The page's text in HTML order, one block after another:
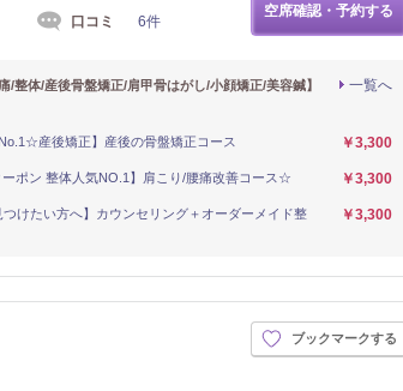
口コミ 6件
空席確認・予約する
一覧へ
/整体/産後骨盤矯正/肩甲骨はがし/小顔矯正/美容鍼】
産後矯正】産後の骨盤矯正コース ￥3,300
ポン 整体人気NO.1】肩こり/腰痛改善コース☆ ￥3,300
つけたい方へ】カウンセリング＋オーダーメイド整
￥3,300
ブックマークする